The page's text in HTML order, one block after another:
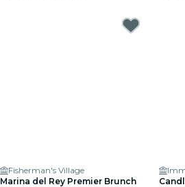
Fisherman's Village
Marina del Rey Premier Brunch